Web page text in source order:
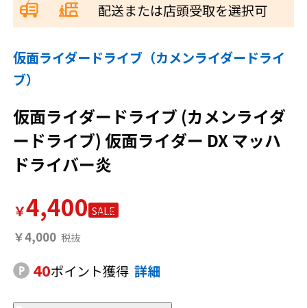
配送または店頭受取を選択可
仮面ライダードライブ（カメンライダードライ
ブ）
仮面ライダードライブ (カメンライダ
ードライブ) 仮面ライダー DX マッハ
ドライバー炎
￥4,400 SALE
￥4,000
40ポイント獲得 詳細